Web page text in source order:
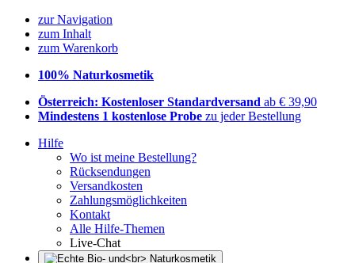
zur Navigation
zum Inhalt
zum Warenkorb
100% Naturkosmetik
Österreich: Kostenloser Standardversand ab € 39,90
Mindestens 1 kostenlose Probe zu jeder Bestellung
Hilfe
Wo ist meine Bestellung?
Rücksendungen
Versandkosten
Zahlungsmöglichkeiten
Kontakt
Alle Hilfe-Themen
Live-Chat